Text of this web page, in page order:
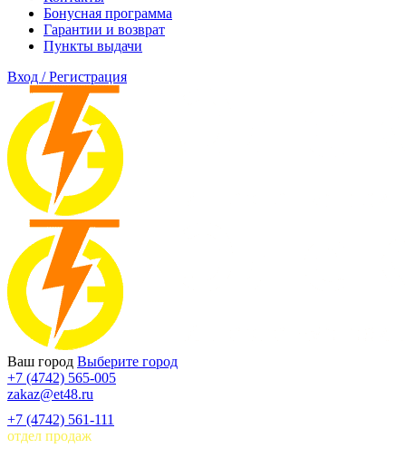
Бонусная программа
Гарантии и возврат
Пункты выдачи
Вход / Регистрация
Ваш город Выберите город
+7 (4742) 565-005
zakaz@et48.ru
+7 (4742) 561-111
отдел продаж